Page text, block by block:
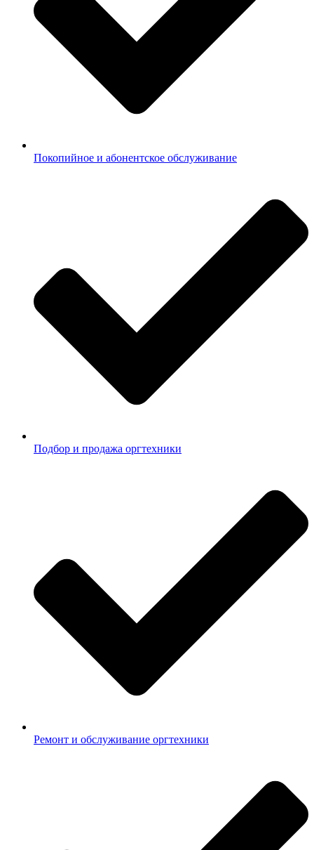
Покопийное и абонентское обслуживание
Подбор и продажа оргтехники
Ремонт и обслуживание оргтехники